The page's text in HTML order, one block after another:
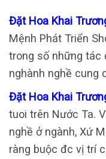
Đặt Hoa Khai
Mệnh Phát Triển
trong số những tác
nghành nghề cung
Đặt Hoa Khai
tuoi trên Nước Ta.
nghề ở ngành, Xứ
ràng buộc đc vị trí